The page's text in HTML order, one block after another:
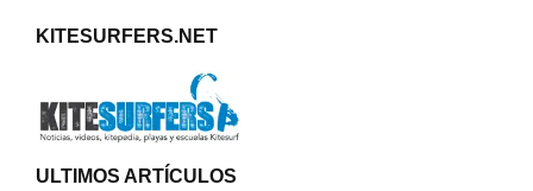
KITESURFERS.NET
ULTIMOS ARTÍCULOS